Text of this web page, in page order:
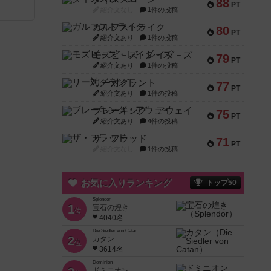
88 PT
1件の投稿
80 PT
ガルフストライク
紹介文あり 1件の投稿
79 PT
モズビ－ズ・レイダ－ズ
紹介文あり 1件の投稿
77 PT
リー対グラント
紹介文あり 1件の投稿
75 PT
ブレーキング・アウェイ
紹介文あり 4件の投稿
71 PT
ザ・フラッド
1件の投稿
お気に入りランキング トップ50
1位
Splendor
宝石の煌き
4040名
2位
Die Siedler von Catan
カタン
3614名
Dominion